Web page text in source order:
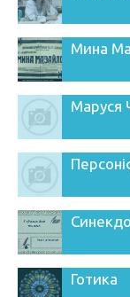
Мина
Маруся
Готика